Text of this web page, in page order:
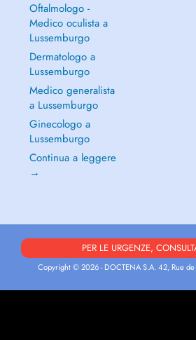
Oftalmologo -
Medico oculista a
Lussemburgo
Dermatologo a
Lussemburgo
Medico generalista
a Lussemburgo
Ginecologo a
Lussemburgo
Continua a leggere
→
PER LE URGENZE,
Copyright © 2026 - DOCTENA S.A. 42, Rue de